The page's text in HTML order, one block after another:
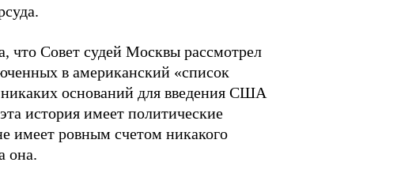
что Совет судей Москвы рассмотрел
в американский «список
оснований для введения США
история имеет политические
имеет ровным счетом никакого
она.